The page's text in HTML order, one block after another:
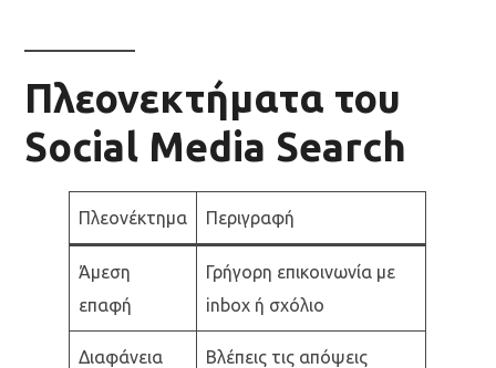
Πλεονεκτήματα του
Social Media Search
Πλεονέκτημα Περιγραφή
Άμεση
επαφή
Γρήγορη επικοινωνία με
inbox ή σχόλιο
Διαφάνεια
Βλέπεις τις απόψεις